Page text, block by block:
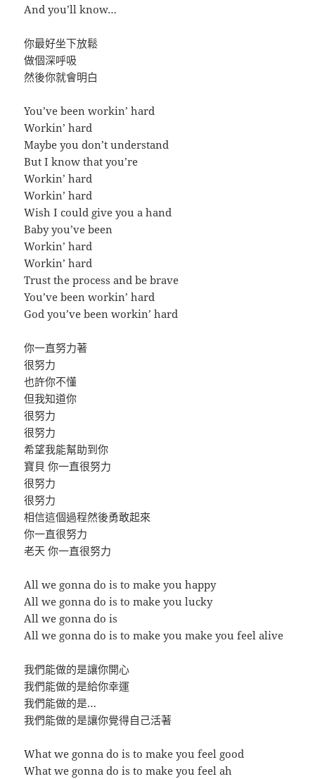
And you’ll know…
你最好坐下放鬆
做個深呼吸
然後你就會明白
You’ve been workin’ hard
Workin’ hard
Maybe you don’t understand
But I know that you’re
Workin’ hard
Workin’ hard
Wish I could give you a hand
Baby you’ve been
Workin’ hard
Workin’ hard
Trust the process and be brave
You’ve been workin’ hard
God you’ve been workin’ hard
你一直努力著
很努力
也許你不懂
但我知道你
很努力
很努力
希望我能幫助到你
寶貝 你一直很努力
很努力
很努力
相信這個過程然後勇敢起來
你一直很努力
老天 你一直很努力
All we gonna do is to make you happy
All we gonna do is to make you lucky
All we gonna do is
All we gonna do is to make you make you feel alive
我們能做的是讓你開心
我們能做的是給你幸運
我們能做的是…
我們能做的是讓你覺得自己活著
What we gonna do is to make you feel good
What we gonna do is to make you feel ah